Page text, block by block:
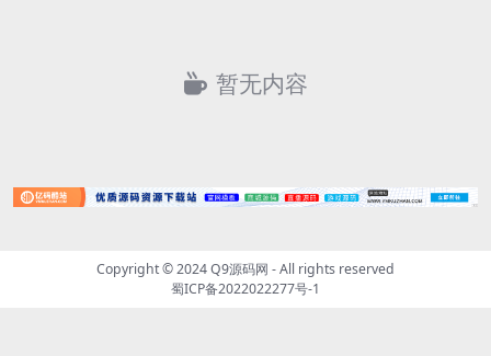
暂无内容
Copyright © 2024Q9源码网 - All rights reserved
蜀ICP备2022022277号-1